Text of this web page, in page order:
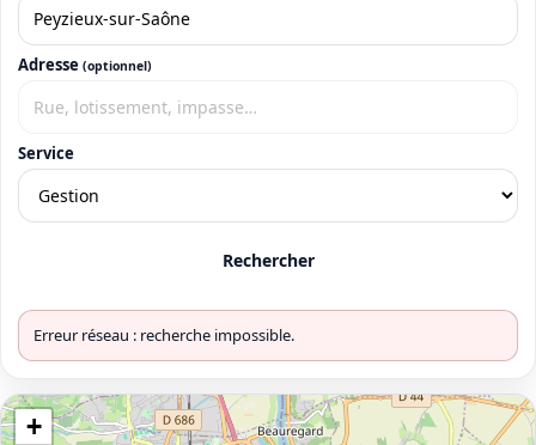
Adresse (optionnel)
Service
Rechercher
Erreur réseau : recherche impossible.
+